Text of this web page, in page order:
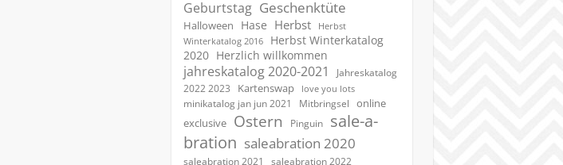
Geburtstag Geschenktüte
Halloween Hase Herbst
Herbst
Winterkatalog 2016
Herbst Winterkatalog
2020 Herzlich willkommen
jahreskatalog 2020-2021
Jahreskatalog
2022 2023
Kartenswap love you lots
minikatalog jan jun 2021 Mitbringsel
online
exclusive Ostern Pinguin
sale-a-
bration saleabration 2020
saleabration 2021 saleabration 2022